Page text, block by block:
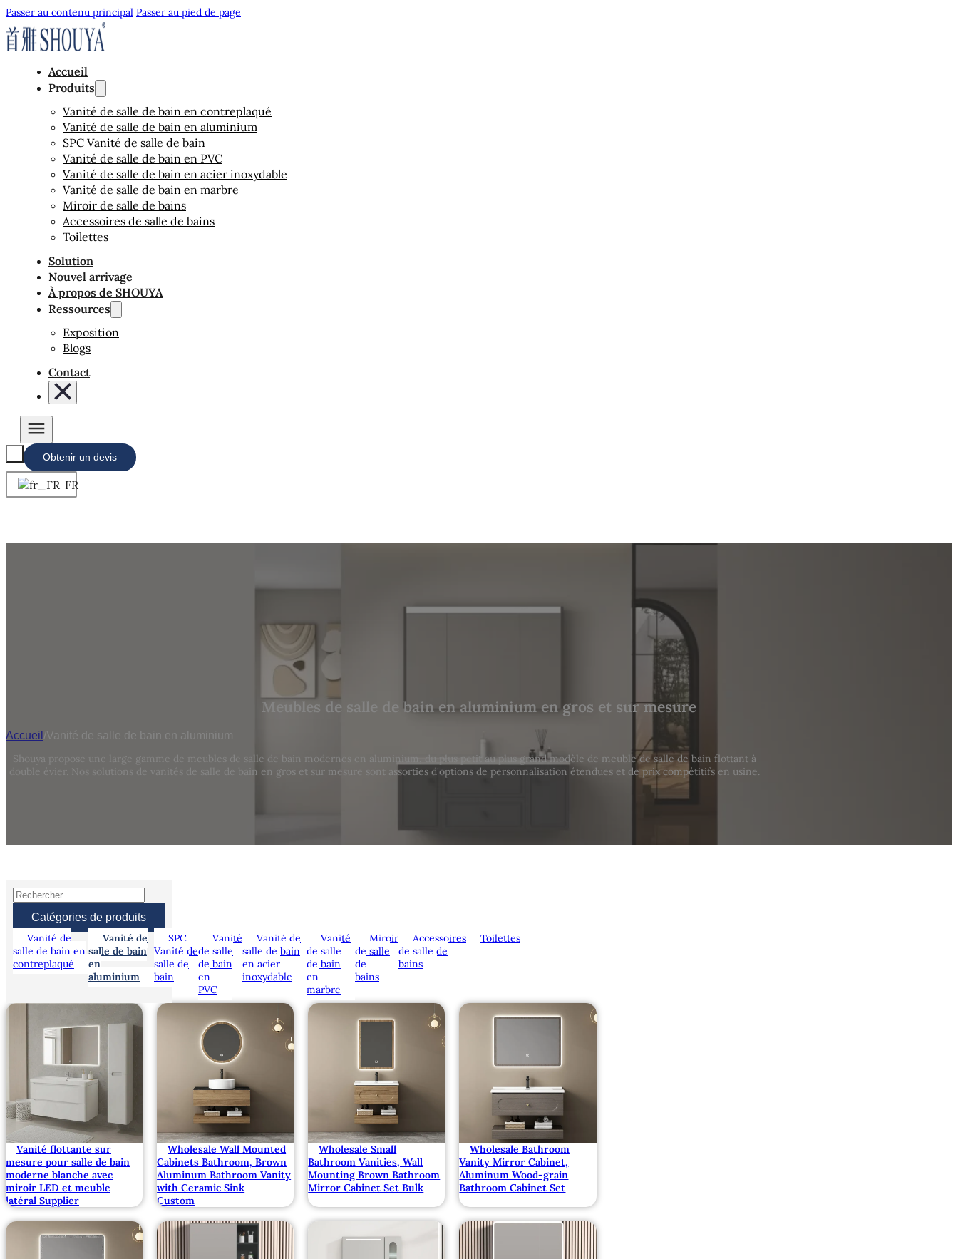
Passer au contenu principal Passer au pied de page
Accueil
Produits
Vanité de salle de bain en contreplaqué
Vanité de salle de bain en aluminium
SPC Vanité de salle de bain
Vanité de salle de bain en PVC
Vanité de salle de bain en acier inoxydable
Vanité de salle de bain en marbre
Miroir de salle de bains
Accessoires de salle de bains
Toilettes
Solution
Nouvel arrivage
À propos de SHOUYA
Ressources
Exposition
Blogs
Contact
Obtenir un devis
FR
Meubles de salle de bain en aluminium en gros et sur mesure
Accueil /Vanité de salle de bain en aluminium
Shouya propose une large gamme de meubles de salle de bain modernes en aluminium, du plus petit au plus grand modèle de meuble de salle de bain flottant à
double évier. Nos solutions de vanités de salle de bain en gros et sur mesure sont assorties d'options de personnalisation étendues et de prix compétitifs en usine.
Catégories de produits
Vanité de
salle de bain en
contreplaqué
Vanité de
salle de bain
en
aluminium
SPC
Vanité de
salle de
bain
Vanité
de salle
de bain
en
PVC
Vanité de
salle de bain
en acier
inoxydable
Vanité
de salle
de bain
en
marbre
Miroir
de salle
de
bains
Accessoires
de salle de
bains
Toilettes
Vanité flottante sur
mesure pour salle de bain
moderne blanche avec
miroir LED et meuble
latéral Supplier
Wholesale Wall Mounted
Cabinets Bathroom, Brown
Aluminum Bathroom Vanity
with Ceramic Sink
Custom
Wholesale Small
Bathroom Vanities, Wall
Mounting Brown Bathroom
Mirror Cabinet Set Bulk
Wholesale Bathroom
Vanity Mirror Cabinet,
Aluminum Wood-grain
Bathroom Cabinet Set